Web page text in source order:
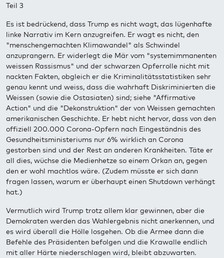
Teil 3
Es ist bedrückend, dass Trump es nicht wagt, das lügenhafte
linke Narrativ im Kern anzugreifen. Er wagt es nicht, den
"menschengemachten Klimawandel" als Schwindel
anzuprangern. Er widerlegt die Mär vom "systemimmanenten
weissen Rassismus" und der schwarzen Opferrolle nicht mit
nackten Fakten, obgleich er die Kriminalitätsstatistiken sehr
genau kennt und weiss, dass die wahrhaft Diskriminierten die
Weissen (sowie die Ostasiaten) sind; siehe "Affirmative
Action" und die "Dekonstruktion" der von Weissen gemachten
amerikanischen Geschichte. Er hebt nicht hervor, dass von den
offiziell 200.000 Corona-Opfern nach Eingeständnis des
Gesundheitsministeriums nur 6% wirklich an Corona
gestorben sind und der Rest an anderen Krankheiten. Täte er
all dies, wüchse die Medienhetze so einem Orkan an, gegen
den er wohl machtlos wäre. (Zudem müsste er sich dann
fragen lassen, warum er überhaupt einen Shutdown verhängt
hat.)
Vermutlich wird Trump trotz allem klar gewinnen, aber die
Demokraten werden das Wahlergebnis nicht anerkennen, und
es wird überall die Hölle losgehen. Ob die Armee dann die
Befehle des Präsidenten befolgen und die Krawalle endlich
mit aller Härte niederschlagen wird, bleibt abzuwarten.